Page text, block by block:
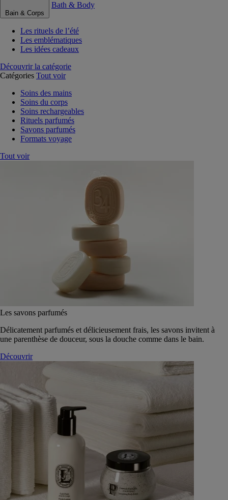
Bain & Corps
Bath & Body
Les rituels de l’été
Les emblématiques
Les idées cadeaux
Découvrir la catégorie
Catégories Tout voir
Soins des mains
Soins du corps
Soins rechargeables
Rituels parfumés
Savons parfumés
Formats voyage
Tout voir
Les savons parfumés
Délicatement parfumés et délicieusement frais, les savons invitent à
une parenthèse de douceur, sous la douche comme dans le bain.
Découvrir